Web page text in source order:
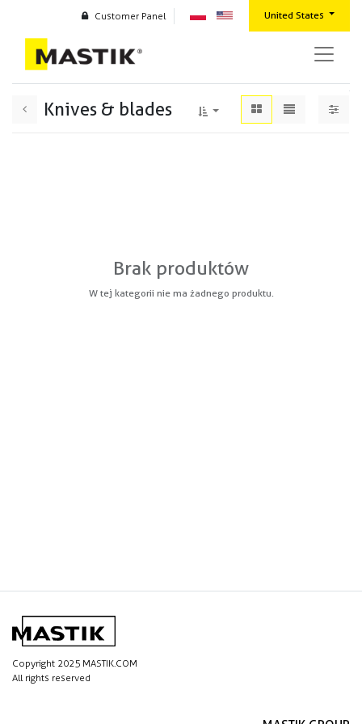
United States
Customer Panel
Knives & blades
Brak produktów
W tej kategorii nie ma żadnego produktu.
Copyright 2025 MASTIK.COM
All rights reserved